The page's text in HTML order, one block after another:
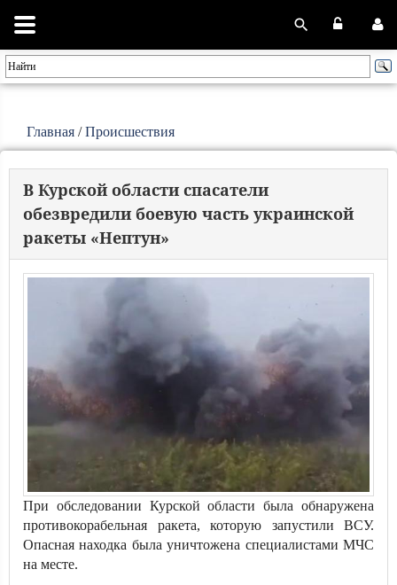
Главная /Происшествия
В Курской области спасатели
обезвредили боевую часть украинской
ракеты «Нептун»
При обследовании Курской области была обнаружена
противокорабельная ракета, которую запустили ВСУ.
Опасная находка была уничтожена специалистами МЧС
на месте.